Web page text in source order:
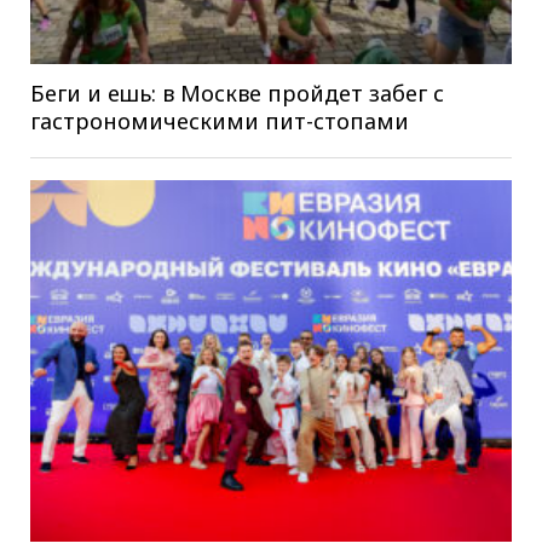
Беги и ешь: в Москве пройдет забег с
гастрономическими пит-стопами